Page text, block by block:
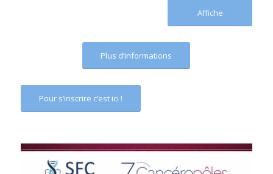
Affiche
Plus d’informations
Pour s‘inscrire c’est ici !